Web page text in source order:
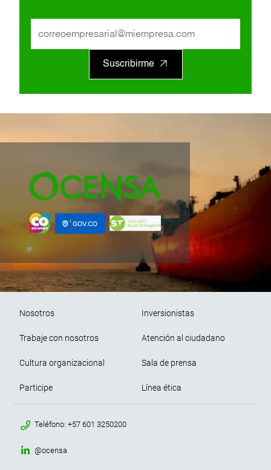
Suscribirme
Pie de página
Nosotros Inversionistas
Trabaje con nosotros Atención al ciudadano
Cultura organizacional Sala de prensa
Participe Línea ética
menu contacto footer
Teléfono: +57 601 3250200
@ocensa